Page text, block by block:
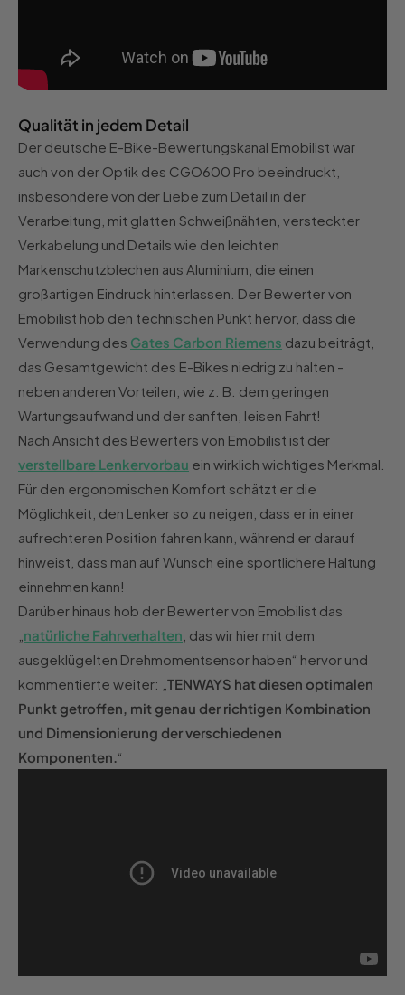
Qualität in jedem Detail
Der deutsche E-Bike-Bewertungskanal Emobilist war
auch von der Optik des CGO600 Pro beeindruckt,
insbesondere von der Liebe zum Detail in der
Verarbeitung, mit glatten Schweißnähten, versteckter
Verkabelung und Details wie den leichten
Markenschutzblechen aus Aluminium, die einen
großartigen Eindruck hinterlassen. Der Bewerter von
Emobilist hob den technischen Punkt hervor, dass die
Verwendung des Gates Carbon Riemens dazu beiträgt,
das Gesamtgewicht des E-Bikes niedrig zu halten -
neben anderen Vorteilen, wie z. B. dem geringen
Wartungsaufwand und der sanften, leisen Fahrt!
Nach Ansicht des Bewerters von Emobilist ist der
verstellbare Lenkervorbau ein wirklich wichtiges Merkmal.
Für den ergonomischen Komfort schätzt er die
Möglichkeit, den Lenker so zu neigen, dass er in einer
aufrechteren Position fahren kann, während er darauf
hinweist, dass man auf Wunsch eine sportlichere Haltung
einnehmen kann!
Darüber hinaus hob der Bewerter von Emobilist das
natürliche Fahrverhalten , das wir hier mit dem
ausgeklügelten Drehmomentsensor haben“ hervor und
kommentierte weiter: „ TENWAYS hat diesen optimalen
Punkt getroffen, mit genau der richtigen Kombination
und Dimensionierung der verschiedenen
Komponenten. “